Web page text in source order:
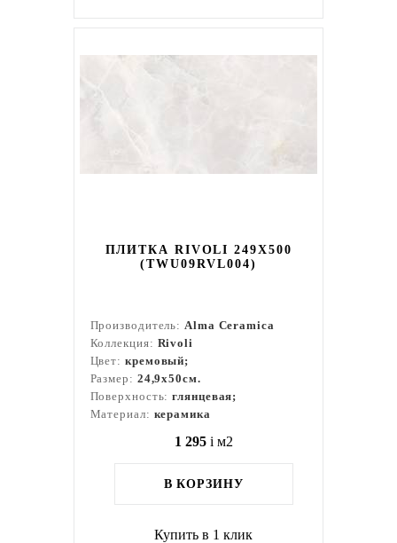
ПЛИТКА RIVOLI 249X500
(TWU09RVL004)
Производитель:Alma Ceramica
Коллекция: Rivoli
Цвет: кремовый;
Размер: 24,9x50см.
Поверхность:глянцевая;
Материал: керамика
1 295 i м2
В КОРЗИНУ
Купить в 1 клик